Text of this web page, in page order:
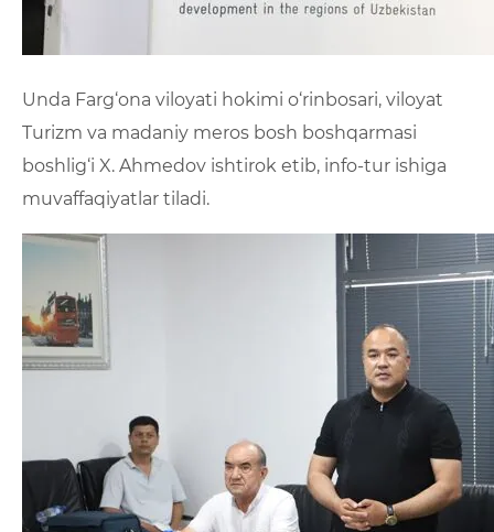
Unda Farg‘ona viloyati hokimi o‘rinbosari, viloyat
Turizm va madaniy meros bosh boshqarmasi
boshlig‘i X. Ahmedov ishtirok etib, info-tur ishiga
muvaffaqiyatlar tiladi.